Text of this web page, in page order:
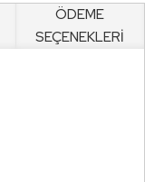
ÖDEME
SEÇENEKLERİ